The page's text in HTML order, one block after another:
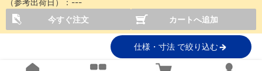
（参考出荷日）： ---
今すぐ注文
カートへ追加
仕様・寸法 で絞り込む